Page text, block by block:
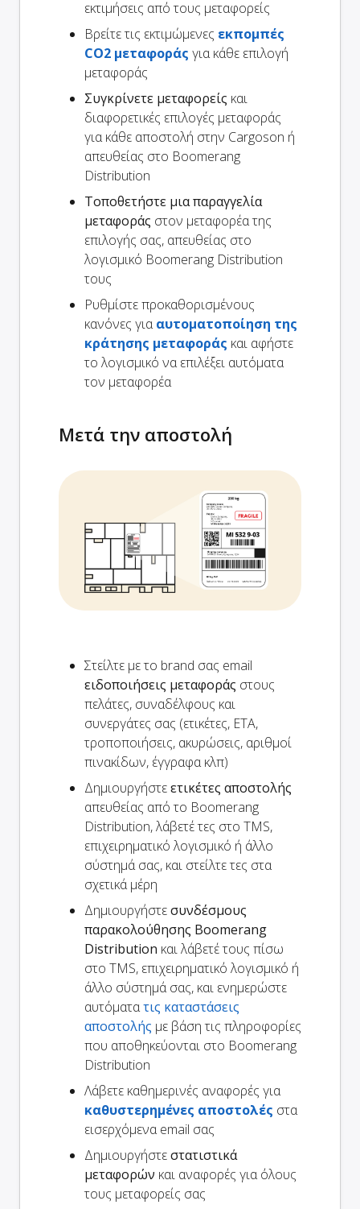
εκτιμήσεις από τους μεταφορείς
Βρείτε τις εκτιμώμενες εκπομπές
CO2 μεταφοράς για κάθε επιλογή
μεταφοράς
Συγκρίνετε μεταφορείς και
διαφορετικές επιλογές μεταφοράς
για κάθε αποστολή στην Cargoson ή
απευθείας στο Boomerang
Distribution
Τοποθετήστε μια παραγγελία
μεταφοράς στον μεταφορέα της
επιλογής σας, απευθείας στο
λογισμικό Boomerang Distribution
τους
Ρυθμίστε προκαθορισμένους
κανόνες γιααυτοματοποίηση της
κράτησης μεταφοράς και αφήστε
το λογισμικό να επιλέξει αυτόματα
τον μεταφορέα
Μετά την αποστολή
Στείλτε με το brand σας email
ειδοποιήσεις μεταφοράς στους
πελάτες, συναδέλφους και
συνεργάτες σας (ετικέτες, ETA,
τροποποιήσεις, ακυρώσεις, αριθμοί
πινακίδων, έγγραφα κλπ)
Δημιουργήστεετικέτες αποστολής
απευθείας από το Boomerang
Distribution, λάβετέ τες στο TMS,
επιχειρηματικό λογισμικό ή άλλο
σύστημά σας, και στείλτε τες στα
σχετικά μέρη
Δημιουργήστεσυνδέσμους
παρακολούθησης Boomerang
Distribution και λάβετέ τους πίσω
στο TMS, επιχειρηματικό λογισμικό ή
άλλο σύστημά σας, και ενημερώστε
αυτόματατις καταστάσεις
αποστολής με βάση τις πληροφορίες
που αποθηκεύονται στο Boomerang
Distribution
Λάβετε καθημερινές αναφορές για
καθυστερημένες αποστολές στα
εισερχόμενα email σας
Δημιουργήστεστατιστικά
μεταφορών και αναφορές για όλους
τους μεταφορείς σας